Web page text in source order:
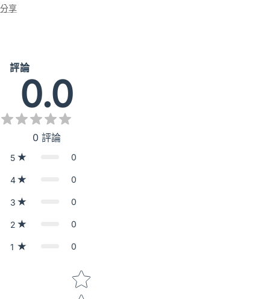
分享
評論
0.0
0 評論
5 0
4 0
3 0
2 0
1 0
Star rating